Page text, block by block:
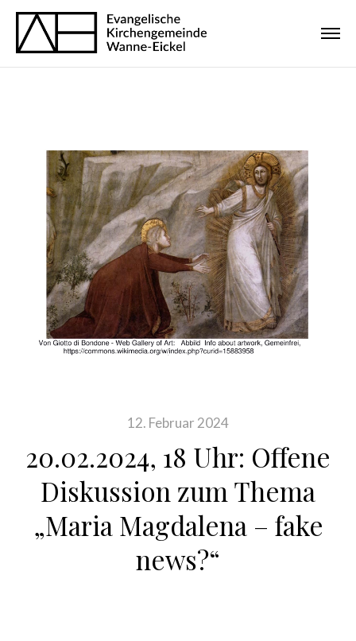
12. Februar 2024
20.02.2024, 18 Uhr: Offene
Diskussion zum Thema
„Maria Magdalena – fake
news?“